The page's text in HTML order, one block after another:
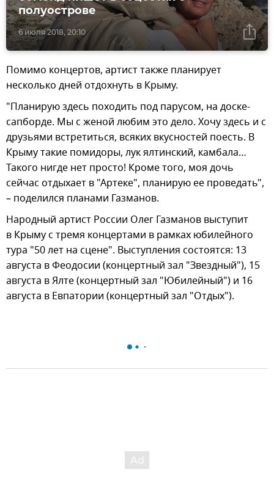
6 июля 2018, 20:10
полуострове
Помимо концертов, артист также планирует
несколько дней отдохнуть в Крыму.
"Планирую здесь походить под парусом, на доске-
сапборде. Мы с женой любим это дело. Хочу здесь и с
друзьями встретиться, всяких вкусностей поесть. В
Крыму такие помидоры, лук ялтинский, камбала…
Такого нигде нет просто! Кроме того, моя дочь
сейчас отдыхает в "Артеке", планирую ее проведать",
– поделился планами Газманов.
Народный артист России Олег Газманов выступит
в Крыму с тремя концертами в рамках юбилейного
тура "50 лет на сцене". Выступления состоятся: 13
августа в Феодосии (концертный зал "Звездный"), 15
августа в Ялте (концертный зал "Юбилейный") и 16
августа в Евпатории (концертный зал "Отдых").